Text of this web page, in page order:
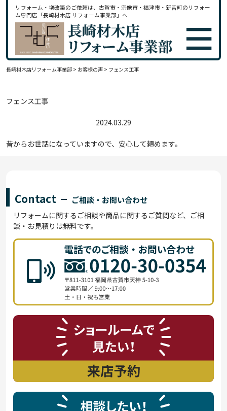
リフォーム・増改築のご依頼は、古賀市・宗像市・福津市・新宮町のリフォー
ム専門店「長崎材木店 リフォーム事業部」へ
長崎材木店リフォーム事業部 > お客様の声 > フェンス工事
フェンス工事
2024.03.29
昔からお世話になっていますので、安心して頼めます。
Contact ご相談・お問い合わせ
リフォームに関するご相談や商品に関するご質問など、ご相
談・お見積りは無料です。